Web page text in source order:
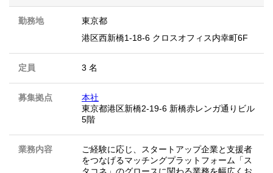
勤務地
東京都
港区西新橋1-18-6 クロスオフィス内幸町6F
定員 3 名
募集拠点
本社
東京都港区新橋2-19-6 新橋赤レンガ通りビル
5階
業務内容
ご経験に応じ、スタートアップ企業と支援者
をつなげるマッチングプラットフォーム「ス